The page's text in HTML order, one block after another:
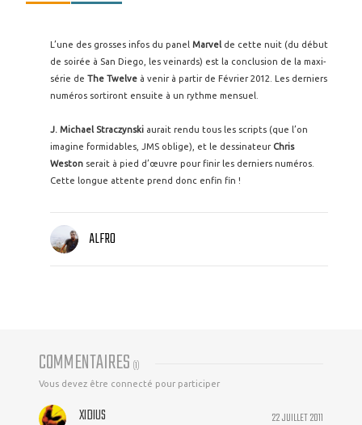
L’une des grosses infos du panel Marvel de cette nuit (du début
de soirée à San Diego, les veinards) est la conclusion de la maxi-
série de The Twelve à venir à partir de Février 2012. Les derniers
numéros sortiront ensuite à un rythme mensuel.
J. Michael Straczynski aurait rendu tous les scripts (que l’on
imagine formidables, JMS oblige), et le dessinateur Chris
Weston serait à pied d’œuvre pour finir les derniers numéros.
Cette longue attente prend donc enfin fin !
ALFRO
COMMENTAIRES (1)
Vous devez être connecté pour participer
22 JUILLET 2011
XIDIUS